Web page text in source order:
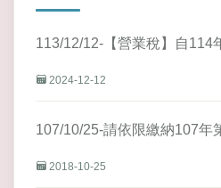
113/12/12-【營業稅】自114
2024-12-12
107/10/25-請依限繳納107年
2018-10-25